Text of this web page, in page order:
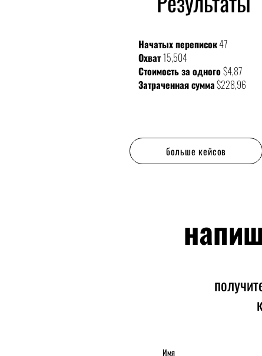
Начатых переписок47
Охват15,504
Стоимость за одного$4,87
Затраченная сумма$228,96
больше кейсов
Имя